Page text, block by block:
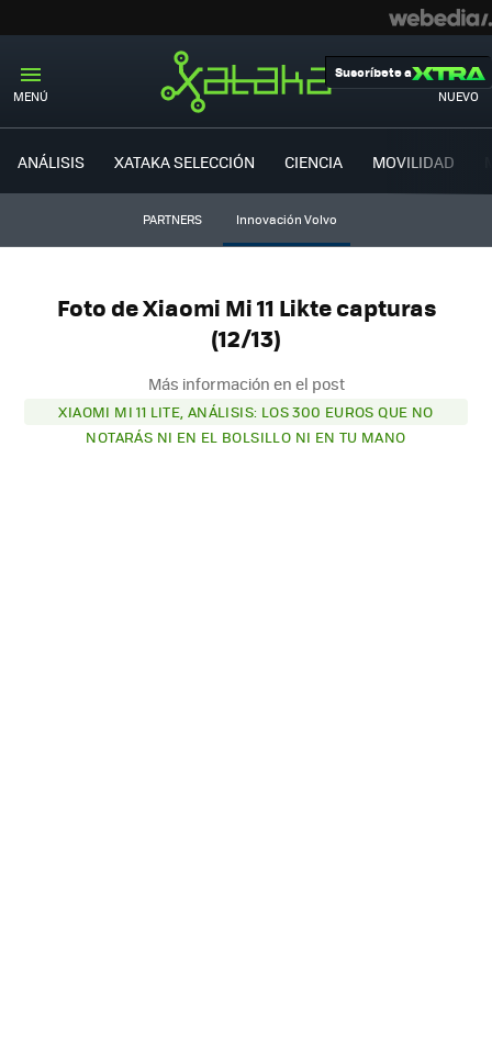
MENÚ NUEVO
Suscríbete a
ANÁLISIS XATAKA SELECCIÓN CIENCIA MOVILIDAD
PARTNERS Innovación Volvo
Foto de Xiaomi Mi 11 Likte capturas
(12/13)
Más información en el post
XIAOMI MI 11 LITE, ANÁLISIS: LOS 300 EUROS QUE NO
NOTARÁS NI EN EL BOLSILLO NI EN TU MANO